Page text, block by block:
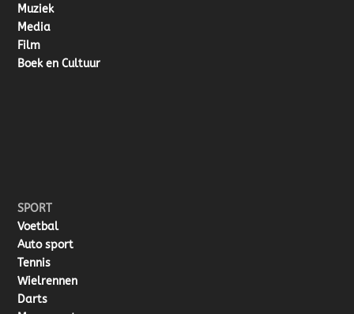
Muziek
Media
Film
Boek en Cultuur
SPORT
Voetbal
Auto sport
Tennis
Wielrennen
Darts